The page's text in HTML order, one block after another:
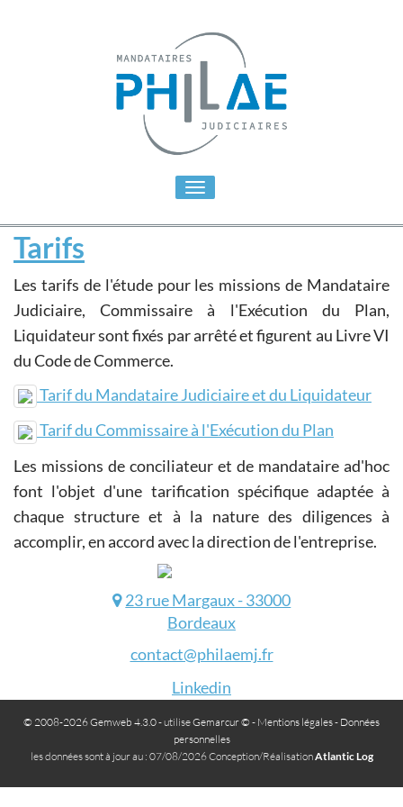
Toggle
Tarifs
Les tarifs de l'étude pour les missions de Mandataire
Judiciaire, Commissaire à l'Exécution du Plan,
Liquidateur sont fixés par arrêté et figurent au Livre VI
du Code de Commerce.
Tarif du Mandataire Judiciaire et du Liquidateur
Tarif du Commissaire à l'Exécution du Plan
Les missions de conciliateur et de mandataire ad'hoc
font l'objet d'une tarification spécifique adaptée à
chaque structure et à la nature des diligences à
accomplir, en accord avec la direction de l'entreprise.
23 rue Margaux - 33000
Bordeaux
contact@philaemj.fr
Linkedin
© 2008-2026 Gemweb 4.3.0- utiliseGemarcur © - Mentions légales- Données
personnelles
les données sont à jour au : 07/08/2026 Conception/RéalisationAtlantic Log